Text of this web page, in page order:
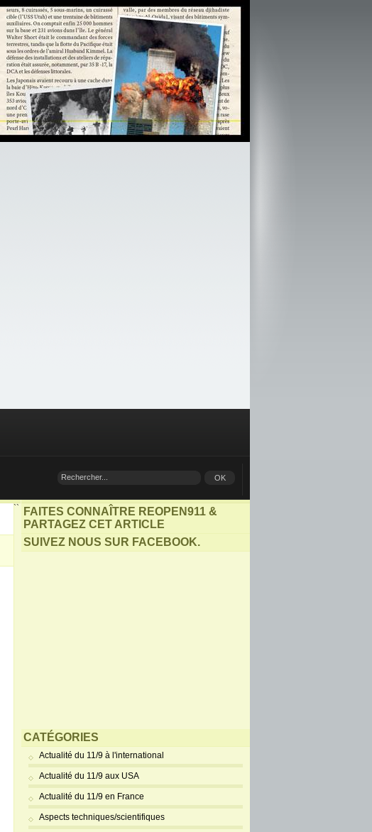
``
FAITES CONNAÎTRE REOPEN911 &
PARTAGEZ CET ARTICLE
SUIVEZ NOUS SUR FACEBOOK.
CATÉGORIES
Actualité du 11/9 à l'international
Actualité du 11/9 aux USA
Actualité du 11/9 en France
Aspects techniques/scientifiques